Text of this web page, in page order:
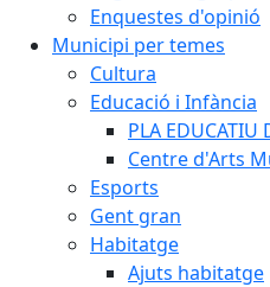
Enquestes d'opinió
Municipi per temes
Cultura
Educació i Infància
PLA EDUCATIU
Centre d'Arts
Esports
Gent gran
Habitatge
Ajuts habitatge